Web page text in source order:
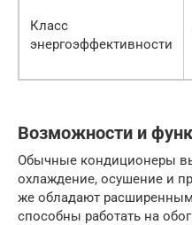
Класс
энергоэффективности
Возможности и
Обычные кондиционеры
охлаждение, осушение и
же обладают
способны работать на